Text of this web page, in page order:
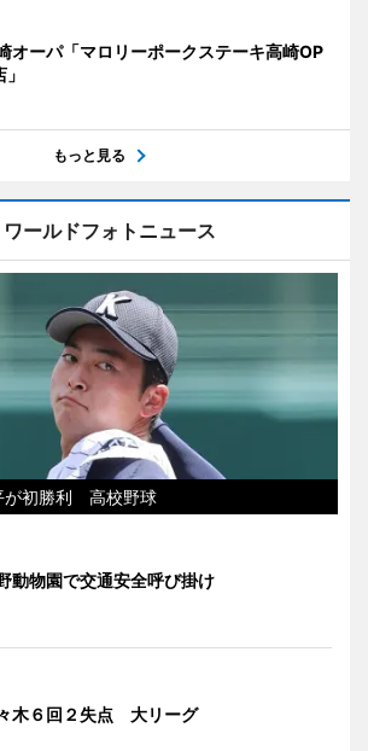
オーパ「マロリーポークステーキ高崎OP
もっと見る
ワールドフォトニュース
が初勝利 高校野球
野動物園で交通安全呼び掛け
木６回２失点 大リーグ